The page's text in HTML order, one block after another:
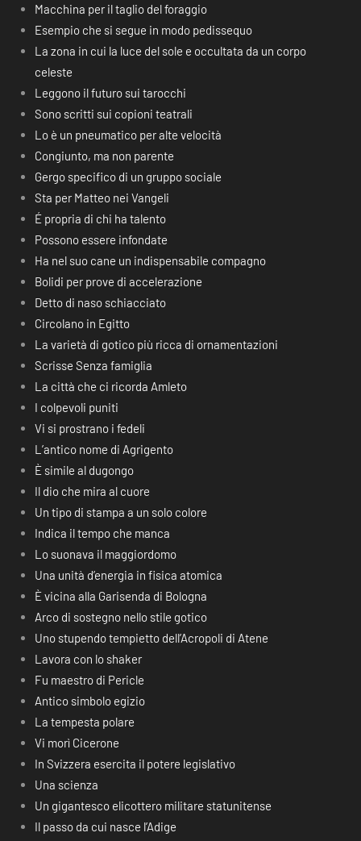
Macchina per il taglio del foraggio
Esempio che si segue in modo pedissequo
La zona in cui la luce del sole e occultata da un corpo
celeste
Leggono il futuro sui tarocchi
Sono scritti sui copioni teatrali
Lo è un pneumatico per alte velocità
Congiunto, ma non parente
Gergo specifico di un gruppo sociale
Sta per Matteo nei Vangeli
É propria di chi ha talento
Possono essere infondate
Ha nel suo cane un indispensabile compagno
Bolidi per prove di accelerazione
Detto di naso schiacciato
Circolano in Egitto
La varietà di gotico più ricca di ornamentazioni
Scrisse Senza famiglia
La città che ci ricorda Amleto
I colpevoli puniti
Vi si prostrano i fedeli
L’antico nome di Agrigento
È simile al dugongo
Il dio che mira al cuore
Un tipo di stampa a un solo colore
Indica il tempo che manca
Lo suonava il maggiordomo
Una unità d’energia in fisica atomica
È vicina alla Garisenda di Bologna
Arco di sostegno nello stile gotico
Uno stupendo tempietto dell’Acropoli di Atene
Lavora con lo shaker
Fu maestro di Pericle
Antico simbolo egizio
La tempesta polare
Vi morì Cicerone
In Svizzera esercita il potere legislativo
Una scienza
Un gigantesco elicottero militare statunitense
Il passo da cui nasce l’Adige